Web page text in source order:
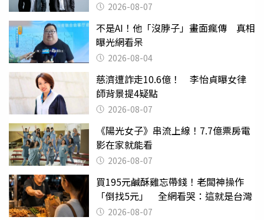
2026-08-07
不是AI！他「沒脖子」畫面瘋傳 真相
曝光網看呆
2026-08-04
慈濟遭詐走10.6億！ 李怡貞曝女律
師背景提4疑點
2026-08-07
《陽光女子》串流上線！7.7億票房電
影在家就能看
2026-08-07
買195元鹹酥雞忘帶錢！老闆神操作
「倒找5元」 全網看哭：這就是台灣
2026-08-07